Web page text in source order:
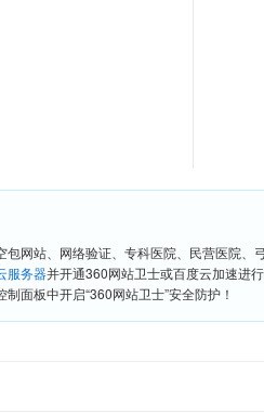
网站、网络验证、专科医院、民营医院、
服务器并开通360网站卫士或百度云加速进行
面板中开启“360网站卫士”安全防护！